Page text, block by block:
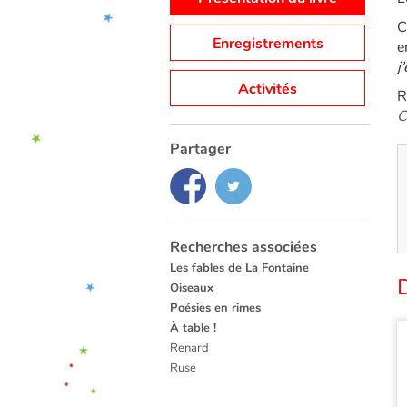
Enregistrements
Activités
Partager
Recherches associées
Les fables de La Fontaine
Oiseaux
Poésies en rimes
À table !
Renard
Ruse